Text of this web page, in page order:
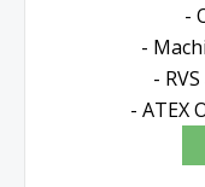
-
-
-
- ATEX